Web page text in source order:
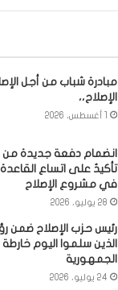
مبادرة شباب من أجل
الإصلاح،،
انضمام دفعة جديدة من
تأكيدٌ على اتساع
في مشروع الإصلاح
28 يوليو، 2026
رئيس حزب الإصلاح ضمن
الذين سلموا اليوم
الجمهورية
24 يوليو، 2026